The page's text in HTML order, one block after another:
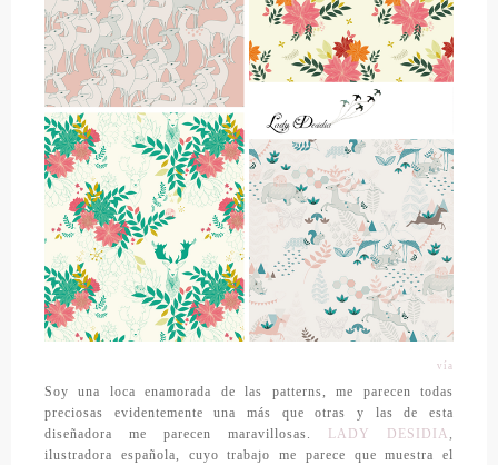
vía
Soy una loca enamorada de las patterns, me parecen todas
preciosas evidentemente una más que otras y las de esta
diseñadora me parecen maravillosas.
LADY DESIDIA ,
ilustradora española, cuyo trabajo me parece que muestra el